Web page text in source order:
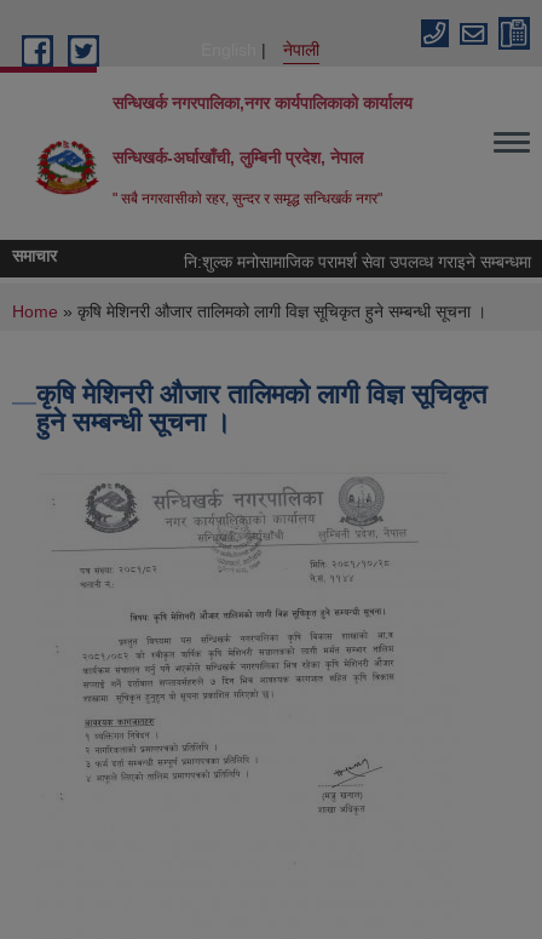
नेपाली
सन्धिखर्क नगरपालिका,नगर कार्यपालिकाको कार्यालय
सन्धिखर्क-अर्घाखाँची, लुम्बिनी प्रदेश, नेपाल
" सबै नगरवासीकाे रहर, सुन्दर र समृद्ध सन्धिखर्क नगर"
समाचार नि:शुल्क मनोसामाजिक परामर्श सेवा उपलव्ध गराइने सम्बन्धमा ।
You are here
Home » कृषि मेशिनरी औजार तालिमको लागी विज्ञ सूचिकृत हुने सम्बन्धी सूचना ।
कृषि मेशिनरी औजार तालिमको लागी विज्ञ सूचिकृत
हुने सम्बन्धी सूचना ।